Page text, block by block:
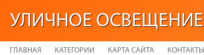
УЛИЧНОЕ ОСВЕЩЕНИЕ
ГЛАВНАЯ КАТЕГОРИИ КАРТА САЙТА КОНТАКТЫ